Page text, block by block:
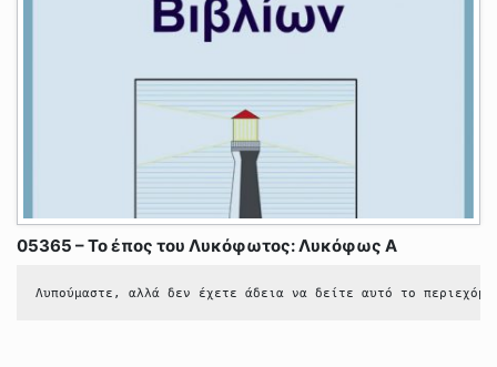
05365 – Το έπος του Λυκόφωτος: Λυκόφως Α
Λυπούμαστε, αλλά δεν έχετε άδεια να δείτε αυτό το